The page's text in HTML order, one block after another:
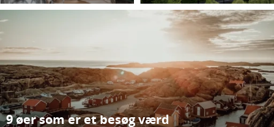
9 øer som er et besøg værd